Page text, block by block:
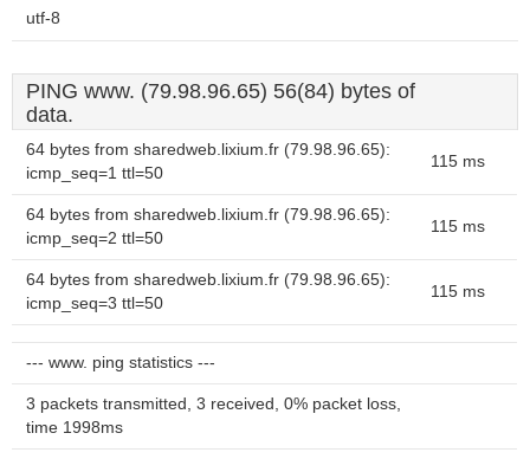
utf-8
PING www. (79.98.96.65) 56(84) bytes of
data.
64 bytes from sharedweb.lixium.fr (79.98.96.65):
icmp_seq=1 ttl=50
115 ms
64 bytes from sharedweb.lixium.fr (79.98.96.65):
icmp_seq=2 ttl=50
115 ms
64 bytes from sharedweb.lixium.fr (79.98.96.65):
icmp_seq=3 ttl=50
115 ms
--- www. ping statistics ---
3 packets transmitted, 3 received, 0% packet loss,
time 1998ms